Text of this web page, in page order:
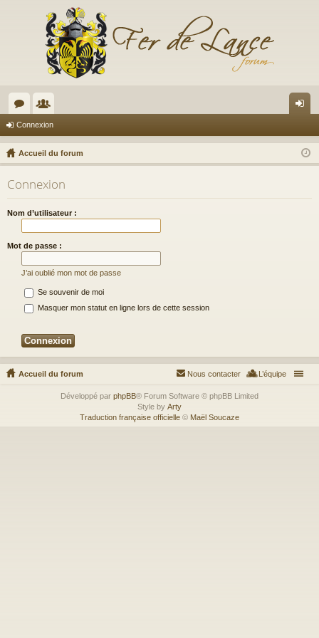
or
u
m
s
e
m
br
es
ne
xi
Connexion
Accueil du forum
Connexion
Nom d’utilisateur :
Mot de passe :
J’ai oublié mon mot de passe
Se souvenir de moi
Masquer mon statut en ligne lors de cette session
Accueil du forum L’équipe
Nous contacter
Développé par phpBB® Forum Software © phpBB Limited
Style by Arty
Traduction française officielle © Maël Soucaze